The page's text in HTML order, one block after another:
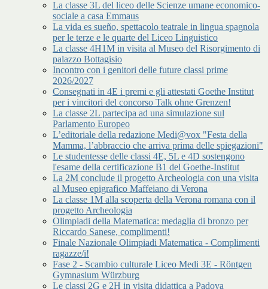
La classe 3L del liceo delle Scienze umane economico-
sociale a casa Emmaus
La vida es sueño, spettacolo teatrale in lingua spagnola
per le terze e le quarte del Liceo Linguistico
La classe 4H1M in visita al Museo del Risorgimento di
palazzo Bottagisio
Incontro con i genitori delle future classi prime
2026/2027
Consegnati in 4E i premi e gli attestati Goethe Institut
per i vincitori del concorso Talk ohne Grenzen!
La classe 2L partecipa ad una simulazione sul
Parlamento Europeo
L’editoriale della redazione Medi@vox "Festa della
Mamma, l’abbraccio che arriva prima delle spiegazioni"
Le studentesse delle classi 4E, 5L e 4D sostengono
l'esame della certificazione B1 del Goethe-Institut
La 2M conclude il progetto Archeologia con una visita
al Museo epigrafico Maffeiano di Verona
La classe 1M alla scoperta della Verona romana con il
progetto Archeologia
Olimpiadi della Matematica: medaglia di bronzo per
Riccardo Sanese, complimenti!
Finale Nazionale Olimpiadi Matematica - Complimenti
ragazze/i!
Fase 2 - Scambio culturale Liceo Medi 3E - Röntgen
Gymnasium Würzburg
Le classi 2G e 2H in visita didattica a Padova